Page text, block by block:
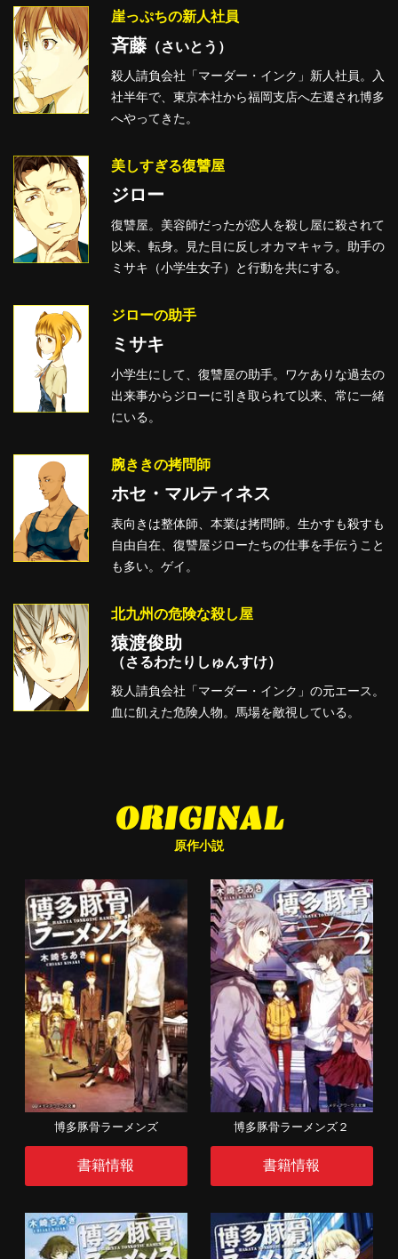
崖っぷちの新人社員
斉藤 （さいとう）
殺人請負会社「マーダー・インク」新人社員。入
社半年で、東京本社から福岡支店へ左遷され博多
へやってきた。
美しすぎる復讐屋
ジロー
復讐屋。美容師だったが恋人を殺し屋に殺されて
以来、転身。見た目に反しオカマキャラ。助手の
ミサキ（小学生女子）と行動を共にする。
ジローの助手
ミサキ
小学生にして、復讐屋の助手。ワケありな過去の
出来事からジローに引き取られて以来、常に一緒
にいる。
腕ききの拷問師
ホセ・マルティネス
表向きは整体師、本業は拷問師。生かすも殺すも
自由自在、復讐屋ジローたちの仕事を手伝うこと
も多い。ゲイ。
北九州の危険な殺し屋
猿渡俊助
（さるわたりしゅんすけ）
殺人請負会社「マーダー・インク」の元エース。
血に飢えた危険人物。馬場を敵視している。
ORIGINAL
原作小説
博多豚骨ラーメンズ
書籍情報
博多豚骨ラーメンズ２
書籍情報